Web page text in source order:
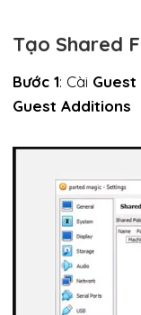
Tạo Shared
Bước 1: Cài
Guest Additions